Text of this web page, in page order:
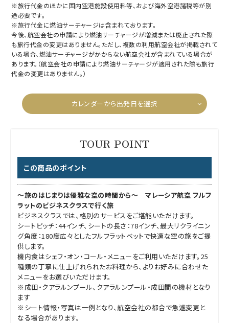
※旅行代金のほかに国内空港施設使用料等、および海外空港諸税等が別
途必要です。
※旅行代金に燃油サーチャージは含まれております。
今後、航空会社の申請により燃油サーチャージが増減または廃止された際
も旅行代金の変更はありません。ただし、複数の利用航空会社が掲載されて
いる場合、燃油サーチャージがかからない航空会社が含まれている場合が
あります。（航空会社の申請により燃油サーチャージが適用された際も旅行
代金の変更はありません。）
カレンダーから出発日を選択
この商品のポイント
～旅のはじまりは優雅な空の時間から～ マレーシア航空 フルフ
ラットのビジネスクラスで行く旅
ビジネスクラスでは、格別のサービスをご堪能いただけます。
シートピッチ：44インチ、シートの長さ：78インチ、最大リクライニン
グ角度：180度広々としたフルフラットベットで快適な空の旅をご提
供します。
機内食はシェフ・オン・コール・メニューをご利用いただけます。25
種類の丁寧に仕上げれられたお料理から、よりお好みに合わせた
メニューをお選びいただけます。
※成田・クアラルンプール、クアラルンプール・成田間の機材となり
ます
※シート情報・写真は一例となり、航空会社の都合で急遽変更と
なる場合があります。